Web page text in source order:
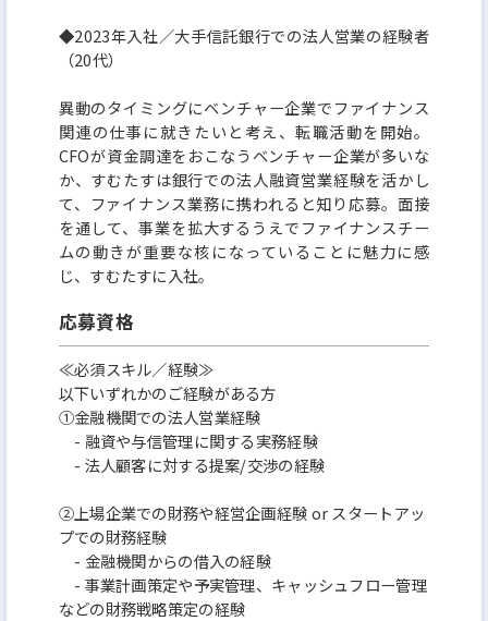
◆2023年入社／大手信託銀行での法人営業の経験者
（20代）
異動のタイミングにベンチャー企業でファイナンス
関連の仕事に就きたいと考え、転職活動を開始。
CFOが資金調達をおこなうベンチャー企業が多いな
か、すむたすは銀行での法人融資営業経験を活かし
て、ファイナンス業務に携われると知り応募。面接
を通して、事業を拡大するうえでファイナンスチー
ムの動きが重要な核になっていることに魅力に感
じ、すむたすに入社。
応募資格
≪必須スキル／経験≫
以下いずれかのご経験がある方
①金融機関での法人営業経験
- 融資や与信管理に関する実務経験
- 法人顧客に対する提案/交渉の経験
②上場企業での財務や経営企画経験 or スタートアッ
プでの財務経験
- 金融機関からの借入の経験
- 事業計画策定や予実管理、キャッシュフロー管理
などの財務戦略策定の経験